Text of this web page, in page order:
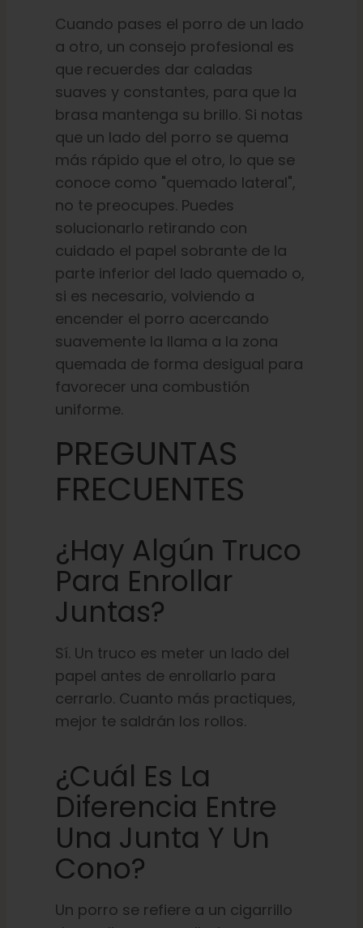
Cuando pases el porro de un lado
a otro, un consejo profesional es
que recuerdes dar caladas
suaves y constantes, para que la
brasa mantenga su brillo. Si notas
que un lado del porro se quema
más rápido que el otro, lo que se
conoce como "quemado lateral",
no te preocupes. Puedes
solucionarlo retirando con
cuidado el papel sobrante de la
parte inferior del lado quemado o,
si es necesario, volviendo a
encender el porro acercando
suavemente la llama a la zona
quemada de forma desigual para
favorecer una combustión
uniforme.
PREGUNTAS
FRECUENTES
¿Hay Algún Truco
Para Enrollar
Juntas?
Sí. Un truco es meter un lado del
papel antes de enrollarlo para
cerrarlo. Cuanto más practiques,
mejor te saldrán los rollos.
¿Cuál Es La
Diferencia Entre
Una Junta Y Un
Cono?
Un porro se refiere a un cigarrillo